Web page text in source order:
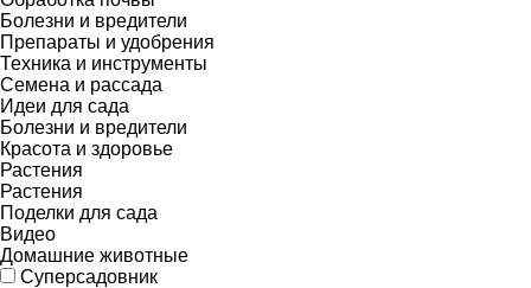
Болезни и вредители
Препараты и удобрения
Техника и инструменты
Семена и рассада
Идеи для сада
Болезни и вредители
Красота и здоровье
Растения
Растения
Поделки для сада
Видео
Домашние животные
Суперсадовник